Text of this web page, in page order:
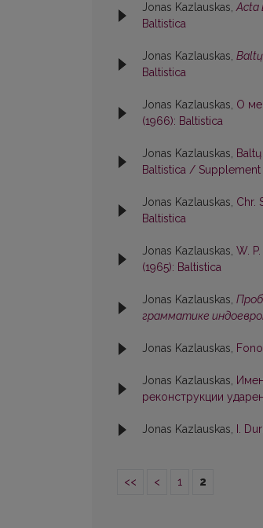
Jonas Kazlauskas,Acta
Baltistica
Jonas Kazlauskas,
Baltistica
Jonas Kazlauskas, О
(1966): Baltistica
Jonas Kazlauskas,
Baltistica /
Jonas Kazlauskas, Chr.
Baltistica
Jonas Kazlauskas, W.
(1965): Baltistica
Jonas Kazlauskas,
грамматике
Jonas Kazlauskas,
Jonas Kazlauskas,
реконструкции
Jonas Kazlauskas, I.
<< < 1 2